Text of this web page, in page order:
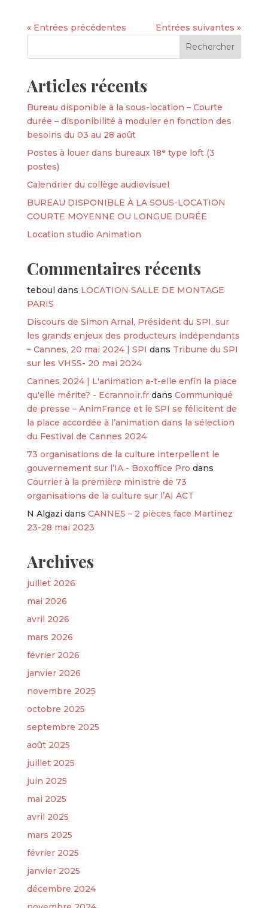
« Entrées précédentes Entrées suivantes »
Articles récents
Bureau disponible à la sous-location – Courte
durée – disponibilité à moduler en fonction des
besoins du 03 au 28 août
Postes à louer dans bureaux 18ᵉ type loft (3
postes)
Calendrier du collège audiovisuel
BUREAU DISPONIBLE À LA SOUS-LOCATION
COURTE MOYENNE OU LONGUE DURÉE
Location studio Animation
Commentaires récents
teboul dans LOCATION SALLE DE MONTAGE
PARIS
Discours de Simon Arnal, Président du SPI, sur
les grands enjeux des producteurs indépendants
– Cannes, 20 mai 2024 | SPI dans Tribune du SPI
sur les VHSS- 20 mai 2024
Cannes 2024 | L'animation a-t-elle enfin la place
qu'elle mérite? - Ecrannoir.frdans Communiqué
de presse – AnimFrance et le SPI se félicitent de
la place accordée à l’animation dans la sélection
du Festival de Cannes 2024
73 organisations de la culture interpellent le
gouvernement sur l’IA - Boxoffice Pro dans
Courrier à la première ministre de 73
organisations de la culture sur l’AI ACT
N Algazi dans CANNES – 2 pièces face Martinez
23-28 mai 2023
Archives
juillet 2026
mai 2026
avril 2026
mars 2026
février 2026
janvier 2026
novembre 2025
octobre 2025
septembre 2025
août 2025
juillet 2025
juin 2025
mai 2025
avril 2025
mars 2025
février 2025
janvier 2025
décembre 2024